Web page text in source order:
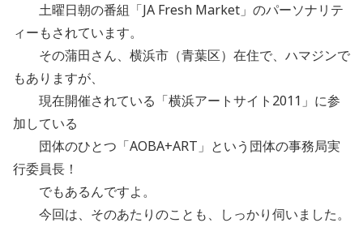
土曜日朝の番組「JA Fresh Market」のパーソナリテ
ィーもされています。
その蒲田さん、横浜市（青葉区）在住で、ハマジンで
もありますが、
現在開催されている「横浜アートサイト2011」に参
加している
団体のひとつ「AOBA+ART」という団体の事務局実
行委員長！
でもあるんですよ。
今回は、そのあたりのことも、しっかり伺いました。